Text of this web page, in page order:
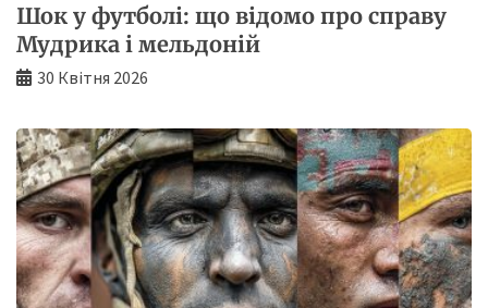
Шок у футболі: що відомо про справу
Мудрика і мельдоній
30 Квітня 2026